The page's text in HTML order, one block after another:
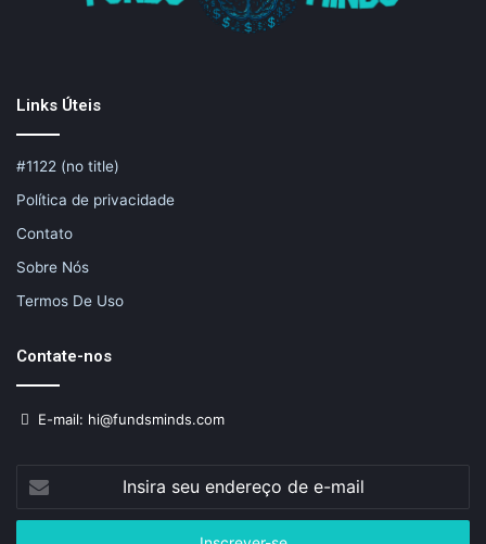
Links Úteis
#1122 (no title)
Política de privacidade
Contato
Sobre Nós
Termos De Uso
Contate-nos
E-mail: hi@fundsminds.com
Insira
seu
endereço